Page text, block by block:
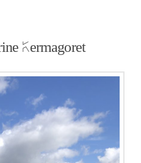
Kermagoret